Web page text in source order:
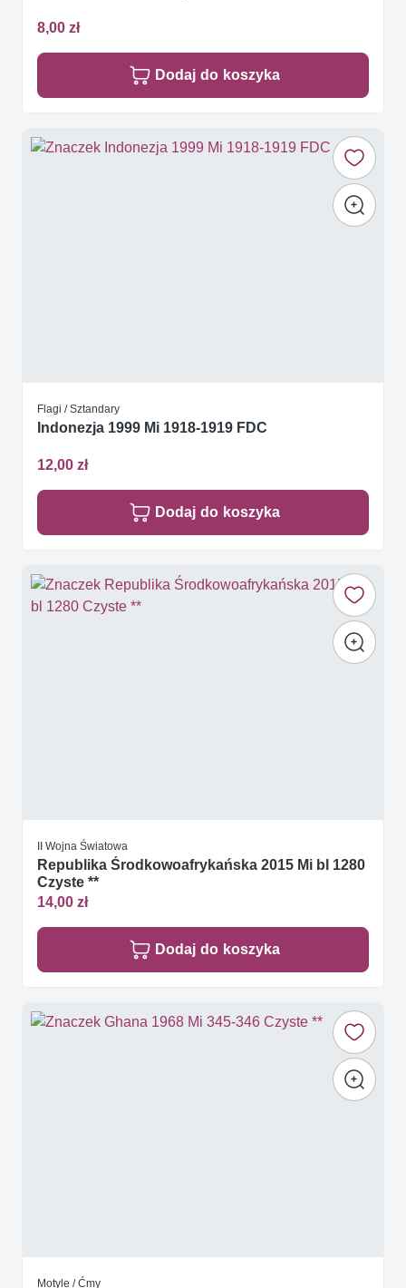
8,00 zł
Dodaj do koszyka
Flagi / Sztandary
Indonezja 1999 Mi 1918-1919 FDC
12,00 zł
Dodaj do koszyka
II Wojna Światowa
Republika Środkowoafrykańska 2015 Mi bl 1280
Czyste **
14,00 zł
Dodaj do koszyka
Motyle / Ćmy